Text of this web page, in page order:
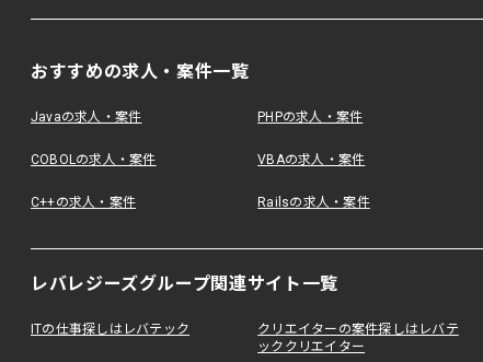
おすすめの求人・案件一覧
Javaの求人・案件 PHPの求人・案件
COBOLの求人・案件 VBAの求人・案件
C++の求人・案件 Railsの求人・案件
レバレジーズグループ関連サイト一覧
ITの仕事探しはレバテック
クリエイターの案件探しはレバテ
ッククリエイター